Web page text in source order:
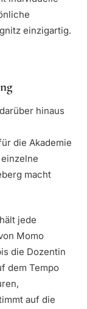
einzigartig.
hinaus
die Akademie
macht
jede
Momo
die Dozentin
dem Tempo
auf die